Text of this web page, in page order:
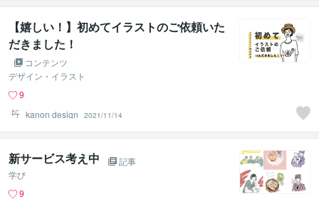
【嬉しい！】初めてイラストのご依頼いた
だきました！
コンテンツ
デザイン・イラスト
9
kanon design
2021/11/14
新サービス考え中
記事
学び
9